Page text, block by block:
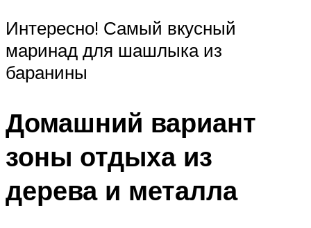
Интересно! Самый вкусный
маринад для шашлыка из
баранины
Домашний вариант
зоны отдыха из
дерева и металла